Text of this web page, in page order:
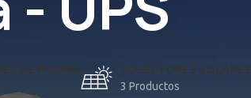
DE PISCINA
COLECTORES SOLARES
3 Productos